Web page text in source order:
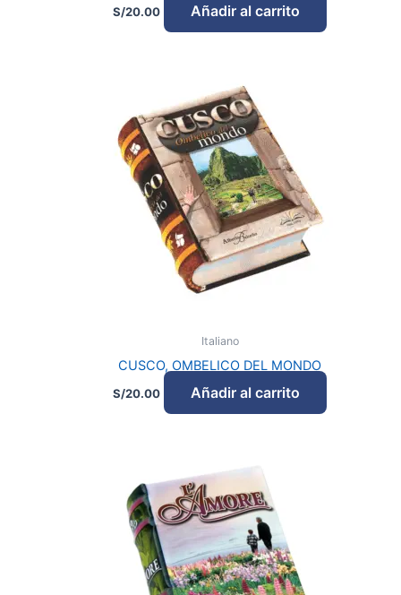
S/20.00 Añadir al carrito
Italiano
CUSCO, OMBELICO DEL MONDO
S/20.00 Añadir al carrito